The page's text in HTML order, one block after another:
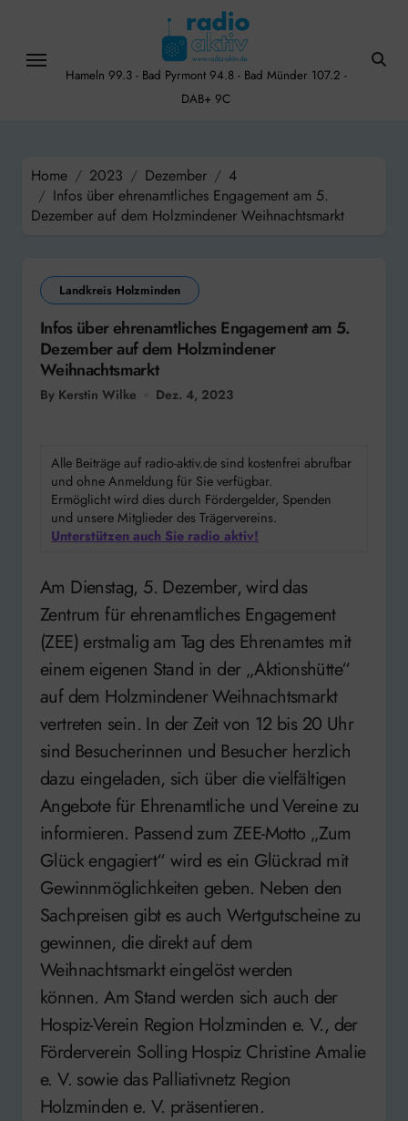
content
Hameln 99.3 - Bad Pyrmont 94.8 - Bad Münder 107.2 -
DAB+ 9C
Home 2023 Dezember
4
Infos über ehrenamtliches Engagement am 5.
Dezember auf dem Holzmindener Weihnachtsmarkt
Landkreis Holzminden
Infos über ehrenamtliches Engagement am 5.
Dezember auf dem Holzmindener
Weihnachtsmarkt
By Kerstin Wilke Dez. 4, 2023
Alle Beiträge auf radio-aktiv.de sind kostenfrei abrufbar
und ohne Anmeldung für Sie verfügbar.
Ermöglicht wird dies durch Fördergelder, Spenden
und unsere Mitglieder des Trägervereins.
Unterstützen auch Sie radio aktiv!
Am Dienstag, 5. Dezember, wird das
Zentrum für ehrenamtliches Engagement
(ZEE) erstmalig am Tag des Ehrenamtes mit
einem eigenen Stand in der „Aktionshütte“
auf dem Holzmindener Weihnachtsmarkt
vertreten sein. In der Zeit von 12 bis 20 Uhr
sind Besucherinnen und Besucher herzlich
dazu eingeladen, sich über die vielfältigen
Angebote für Ehrenamtliche und Vereine zu
informieren. Passend zum ZEE-Motto „Zum
Glück engagiert“ wird es ein Glückrad mit
Gewinnmöglichkeiten geben. Neben den
Sachpreisen gibt es auch Wertgutscheine zu
gewinnen, die direkt auf dem
Weihnachtsmarkt eingelöst werden
können. Am Stand werden sich auch der
Hospiz-Verein Region Holzminden e. V., der
Förderverein Solling Hospiz Christine Amalie
e. V. sowie das Palliativnetz Region
Holzminden e. V. präsentieren.